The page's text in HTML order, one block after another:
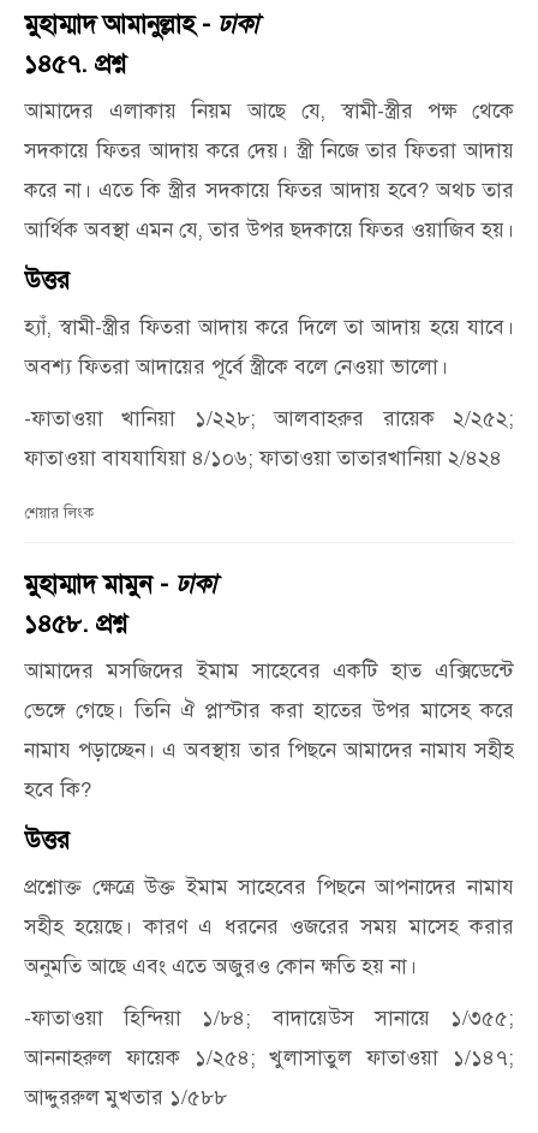
মুহাম্মাদ আমানুল্লাহ - ঢাকা
১৪৫৭. প্রশ্ন
আমাদের এলাকায় নিয়ম আছে যে, স্বামী-স্ত্রীর পক্ষ থেকে
সদকায়ে ফিতর আদায় করে দেয়। স্ত্রী নিজে তার ফিতরা আদায়
করে না। এতে কি স্ত্রীর সদকায়ে ফিতর আদায় হবে? অথচ তার
আর্থিক অবস্থা এমন যে, তার উপর ছদকায়ে ফিতর ওয়াজিব হয়।
উত্তর
হ্যাঁ, স্বামী-স্ত্রীর ফিতরা আদায় করে দিলে তা আদায় হয়ে যাবে।
অবশ্য ফিতরা আদায়ের পূর্বে স্ত্রীকে বলে নেওয়া ভালো।
-ফাতাওয়া খানিয়া ১/২২৮; আলবাহরুর রায়েক ২/২৫২;
ফাতাওয়া বাযযাযিয়া ৪/১০৬; ফাতাওয়া তাতারখানিয়া ২/৪২৪
শেয়ার লিংক
মুহাম্মাদ মামুন - ঢাকা
১৪৫৮. প্রশ্ন
আমাদের মসজিদের ইমাম সাহেবের একটি হাত এক্সিডেন্টে
ভেঙ্গে গেছে। তিনি ঐ প্লাস্টার করা হাতের উপর মাসেহ করে
নামায পড়াচ্ছেন। এ অবস্থায় তার পিছনে আমাদের নামায সহীহ
হবে কি?
উত্তর
প্রশ্নোক্ত ক্ষেত্রে উক্ত ইমাম সাহেবের পিছনে আপনাদের নামায
সহীহ হয়েছে। কারণ এ ধরনের ওজরের সময় মাসেহ করার
অনুমতি আছে এবং এতে অজুরও কোন ক্ষতি হয় না।
-ফাতাওয়া হিন্দিয়া ১/৮৪; বাদায়েউস সানায়ে ১/৩৫৫;
আননাহরুল ফায়েক ১/২৫৪; খুলাসাতুল ফাতাওয়া ১/১৪৭;
আদ্দুররুল মুখতার ১/৫৮৮